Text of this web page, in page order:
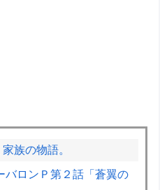
族の物語。
バロンＰ第２話「蒼翼の